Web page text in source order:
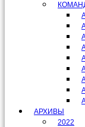
АРХИВЫ
2022